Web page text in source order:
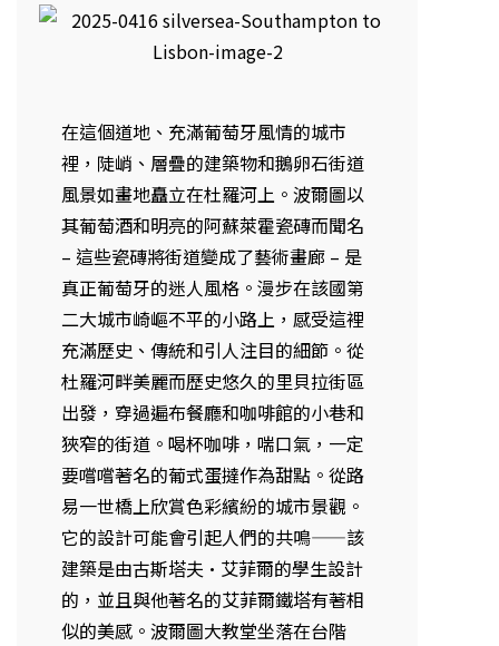
在這個道地、充滿葡萄牙風情的城市
裡，陡峭、層疊的建築物和鵝卵石街道
風景如畫地矗立在杜羅河上。波爾圖以
其葡萄酒和明亮的阿蘇萊霍瓷磚而聞名
– 這些瓷磚將街道變成了藝術畫廊 – 是
真正葡萄牙的迷人風格。漫步在該國第
二大城市崎嶇不平的小路上，感受這裡
充滿歷史、傳統和引人注目的細節。從
杜羅河畔美麗而歷史悠久的里貝拉街區
出發，穿過遍布餐廳和咖啡館的小巷和
狹窄的街道。喝杯咖啡，喘口氣，一定
要嚐嚐著名的葡式蛋撻作為甜點。從路
易一世橋上欣賞色彩繽紛的城市景觀。
它的設計可能會引起人們的共鳴——該
建築是由古斯塔夫·艾菲爾的學生設計
的，並且與他著名的艾菲爾鐵塔有著相
似的美感。波爾圖大教堂坐落在台階